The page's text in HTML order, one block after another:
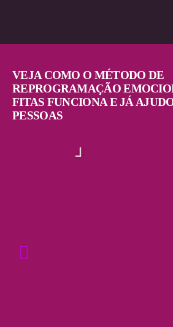
VEJA COMO O MÉTODO DE
REPROGRAMAÇÃO
FITAS FUNCIONA E JÁ
PESSOAS